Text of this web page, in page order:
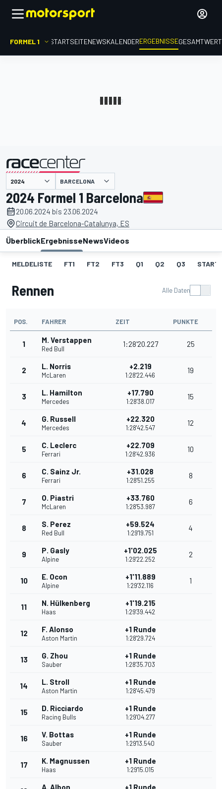
FORMEL 1 STARTSEITENEWSKALENDERERGEBNISSE
BARCELONA
2024 Formel 1 Barcelona
20.06.2024 bis 23.06.2024
Circuit de Barcelona-Catalunya, ES
ÜberblickErgebnisseNewsVideos
MELDELISTE FT1 FT2 FT3 Q1 Q2 Q3
Rennen Alle Daten
POS. FAHRER ZEIT PUNKTE
1 M. Verstappen
Red Bull
1:28'20.227 25
2 L. Norris
McLaren
+2.219
1:28'22.446
19
3 L. Hamilton
Mercedes
+17.790
1:28'38.017
15
4 G. Russell
Mercedes
+22.320
1:28'42.547
12
5 C. Leclerc
Ferrari
+22.709
1:28'42.936
10
6 C. Sainz Jr.
Ferrari
+31.028
1:28'51.255
8
7 O. Piastri
McLaren
+33.760
1:28'53.987
6
8 S. Perez
Red Bull
+59.524
1:29'19.751
4
9 P. Gasly
Alpine
+1'02.025
1:29'22.252
2
10 E. Ocon
Alpine
+1'11.889
1:29'32.116
1
11 N. Hülkenberg
Haas
+1'19.215
1:29'39.442
12 F. Alonso
Aston Martin
+1 Runde
1:28'29.724
13 G. Zhou
Sauber
+1 Runde
1:28'35.703
14 L. Stroll
Aston Martin
+1 Runde
1:28'45.479
15 D. Ricciardo
Racing Bulls
+1 Runde
1:29'04.277
16 V. Bottas
Sauber
+1 Runde
1:29'13.540
17 K. Magnussen
Haas
+1 Runde
1:29'15.015
A. Albon +1 Runde